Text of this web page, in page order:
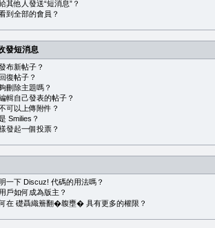
其他人發送“短消息”？
到全部的會員？
發短消息
布新帖子？
復帖子？
刪除主題嗎？
輯自己發表的帖子？
可以上傳附件？
Smilies？
發起一個投票？
一下 Discuz! 代碼的用法嗎？
戶如何成為版主？
在 礎聶織簷翻�䪖壅� 具有更多的權限？